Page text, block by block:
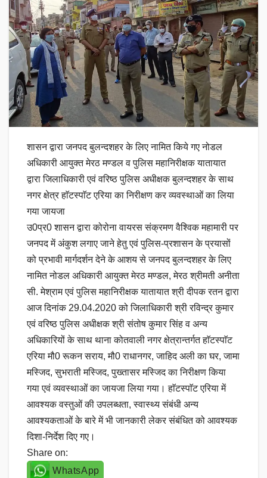
शासन द्वारा जनपद बुलन्दशहर के लिए नामित किये गए नोडल
अधिकारी आयुक्त मेरठ मण्डल व पुलिस महानिरीक्षक यातायात
द्वारा जिलाधिकारी एवं वरिष्ठ पुलिस अधीक्षक बुलन्दशहर के साथ
नगर क्षेत्र हाॅटस्पाॅट एरिया का निरीक्षण कर व्यवस्थाओं का लिया
गया जायजा
उ0प्र0 शासन द्वारा कोरोना वायरस संक्रमण वैश्विक महामारी पर
जनपद में अंकुश लगाए जाने हेतु एवं पुलिस-प्रशासन के प्रयासों
को प्रभावी मार्गदर्शन देने के आशय से जनपद बुलन्दशहर के लिए
नामित नोडल अधिकारी आयुक्त मेरठ मण्डल, मेरठ श्रीमती अनीता
सी. मेश्राम एवं पुलिस महानिरीक्षक यातायात श्री दीपक रतन द्वारा
आज दिनांक 29.04.2020 को जिलाधिकारी श्री रविन्द्र कुमार
एवं वरिष्ठ पुलिस अधीक्षक श्री संतोष कुमार सिंह व अन्य
अधिकारियों के साथ थाना कोतवाली नगर क्षेत्रान्तर्गत हाॅटस्पाॅट
एरिया मौ0 रूकन सराय, मौ0 राधानगर, जाहिद अली का घर, जामा
मस्जिद, सुभराती मस्जिद, पुख्तासर मस्जिद का निरीक्षण किया
गया एवं व्यवस्थाओं का जायजा लिया गया। हाॅटस्पाॅट एरिया में
आवश्यक वस्तुओं की उपलब्धता, स्वास्थ्य संबंधी अन्य
आवश्यकताओं के बारे में भी जानकारी लेकर संबंधित को आवश्यक
दिशा-निर्देश दिए गए।
Share on:
WhatsApp